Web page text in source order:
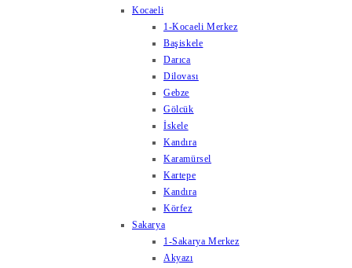
Kocaeli
1-Kocaeli Merkez
Başiskele
Darıca
Dilovası
Gebze
Gölcük
İskele
Kandıra
Karamürsel
Kartepe
Kandıra
Körfez
Sakarya
1-Sakarya Merkez
Akyazı